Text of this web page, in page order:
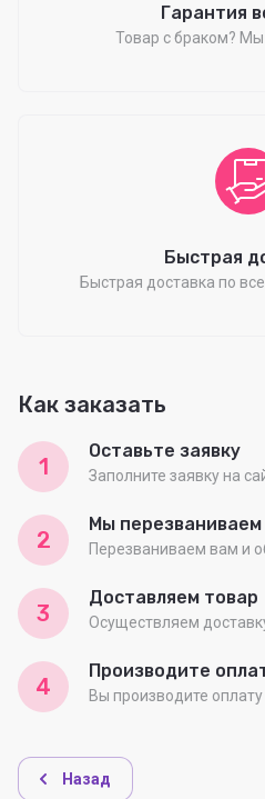
Гарантия
Товар с браком? Мы
Быстрая
Быстрая доставка по
Как заказать
1
Оставьте заявку
Заполните заявку на
2
Мы перезваниваем
Перезваниваем вам и
3
Доставляем товар
Осуществляем
4
Производите
Вы производите
Назад